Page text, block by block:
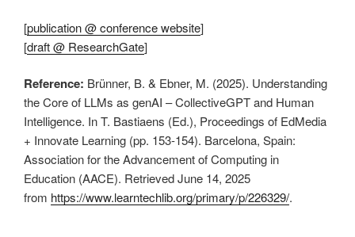
[publication @ conference website]
[draft @ ResearchGate]
Reference: Brünner, B. & Ebner, M. (2025). Understanding
the Core of LLMs as genAI – CollectiveGPT and Human
Intelligence. In T. Bastiaens (Ed.), Proceedings of EdMedia
+ Innovate Learning (pp. 153-154). Barcelona, Spain:
Association for the Advancement of Computing in
Education (AACE). Retrieved June 14, 2025
from https://www.learntechlib.org/primary/p/226329/.